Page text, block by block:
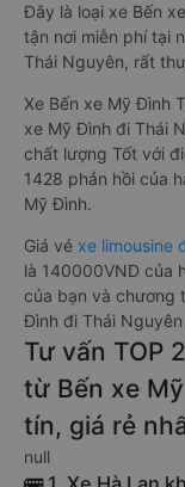
Đây là loại xe Bến
tận nơi miễn phí tại
Thái Nguyên, rất
Xe Bến xe Mỹ Đình
xe Mỹ Đình đi Thái
chất lượng Tốt với
1428 phản hồi của
Mỹ Đình.
Giá vé xe limousine
là 140000VND của
của bạn và chương
Đình đi Thái
Tư vấn TOP
từ Bến xe
tín, giá rẻ
null